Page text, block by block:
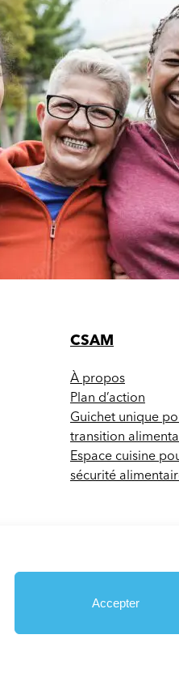
Accepter
CSAM
À propos
Plan d’action
Guichet unique
transition
Espace cuisine
sécurité